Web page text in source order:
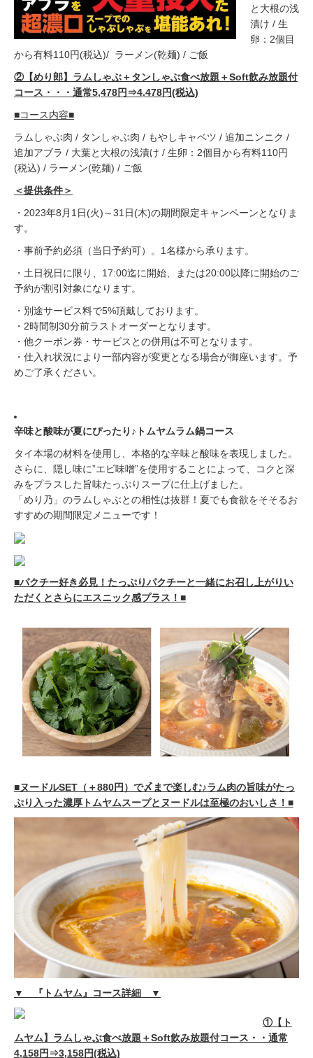
と大根の浅
漬け / 生
卵：2個目
から有料110円(税込)/ ラーメン(乾麺) / ご飯
②【めり郎】ラムしゃぶ＋タンしゃぶ食べ放題＋Soft飲み放題付
コース・・・通常5,478円⇒4,478円(税込)
■コース内容■
ラムしゃぶ肉 / タンしゃぶ肉 / もやしキャベツ / 追加ニンニク /
追加アブラ / 大葉と大根の浅漬け / 生卵：2個目から有料110円
(税込) / ラーメン(乾麺) / ご飯
＜提供条件＞
・2023年8月1日(火)～31日(木)の期間限定キャンペーンとなりま
す。
・事前予約必須（当日予約可）。1名様から承ります。
・土日祝日に限り、17:00迄に開始、または20:00以降に開始のご
予約が割引対象になります。
・別途サービス料で5%頂戴しております。
・2時間制30分前ラストオーダーとなります。
・他クーポン券・サービスとの併用は不可となります。
・仕入れ状況により一部内容が変更となる場合が御座います。予
めご了承ください。
辛味と酸味が夏にぴったり♪トムヤムラム鍋コース
タイ本場の材料を使用し、本格的な辛味と酸味を表現しました。
さらに、隠し味に”エビ味噌”を使用することによって、コクと深
みをプラスした旨味たっぷりスープに仕上げました。
「めり乃」のラムしゃぶとの相性は抜群！夏でも食欲をそそるお
すすめの期間限定メニューです！
■パクチー好き必見！たっぷりパクチーと一緒にお召し上がりい
ただくとさらにエスニック感プラス！■
■ヌードルSET（＋880円）で〆まで楽しむ♪ラム肉の旨味がたっ
ぷり入った濃厚トムヤムスープとヌードルは至極のおいしさ！■
▼ 『トムヤム』コース詳細 ▼
①【ト
ムヤム】ラムしゃぶ食べ放題＋Soft飲み放題付コース・・通常
4,158円⇒3,158円(税込)